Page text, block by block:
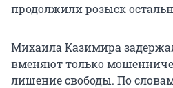
продолжили розыск
Михаила Казимира
вменяют только
лишение свободы. По